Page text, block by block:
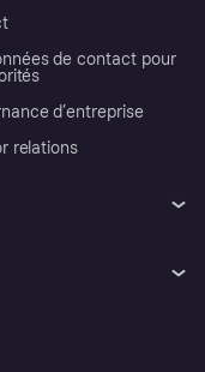
de contact pour
d’entreprise
relations